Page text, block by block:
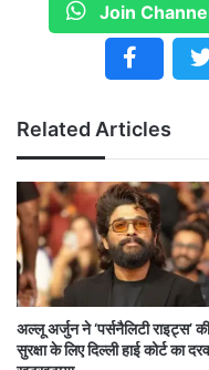
Join
Related Articles
अल्लू अर्जुन ने ‘पर्सनैलिटी राइट्स’ की
सुरक्षा के लिए दिल्ली हाई कोर्ट का